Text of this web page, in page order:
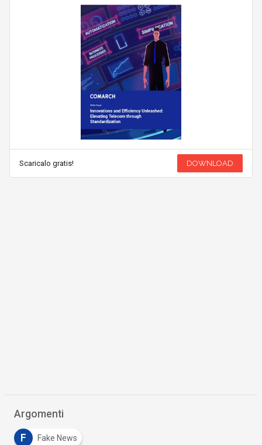
Scaricalo gratis! DOWNLOAD
Argomenti
F Fake News